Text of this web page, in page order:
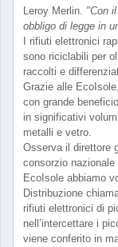
Leroy Merlin. "Con
obbligo di legge in
I rifiuti elettronici
sono riciclabili per
raccolti e
Grazie alle
con grande
in significativi
metalli e vetro.
Osserva il direttore
consorzio
EcoIsole abbiamo
Distribuzione
rifiuti elettronici di
nell’intercettare i
viene conferito in